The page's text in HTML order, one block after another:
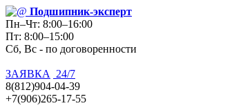
Подшипник-эксперт
Пн–Чт: 8:00–16:00
Пт: 8:00–15:00
Сб, Вс - по договоренности
ЗАЯВКА
24/7
8(812)904-04-39
+7(906)265-17-55